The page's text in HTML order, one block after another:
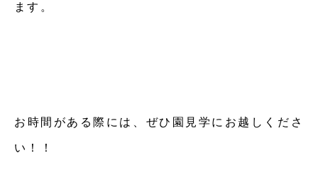
ます。
お時間がある際には、ぜひ園見学にお越しくださ
い！！